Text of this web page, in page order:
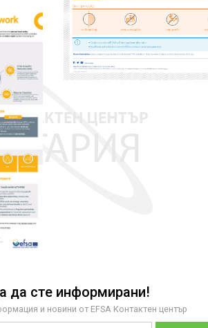
да сте информирани!
и новини от EFSA Контактен център